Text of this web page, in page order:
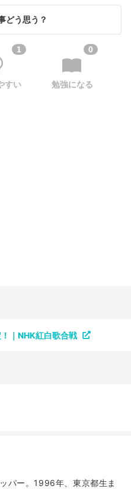
どう思う？
1
すい
0
勉強になる
｜NHK紅白歌合戦
パー。1996年、東京都生ま